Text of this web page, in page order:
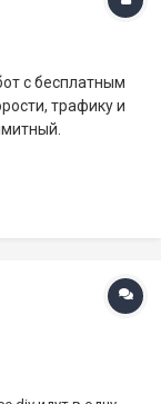
c бесплатным
трафику и